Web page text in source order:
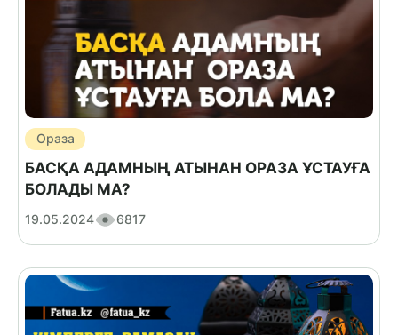
Ораза
БАСҚА АДАМНЫҢ АТЫНАН ОРАЗА ҰСТАУҒА
БОЛАДЫ МА?
19.05.2024 6817